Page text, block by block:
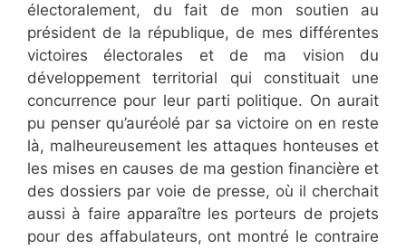
électoralement, du fait de mon soutien au
président de la république, de mes différentes
victoires électorales et de ma vision du
développement territorial qui constituait une
concurrence pour leur parti politique. On aurait
pu penser qu’auréolé par sa victoire on en reste
là, malheureusement les attaques honteuses et
les mises en causes de ma gestion financière et
des dossiers par voie de presse, où il cherchait
aussi à faire apparaître les porteurs de projets
pour des affabulateurs, ont montré le contraire